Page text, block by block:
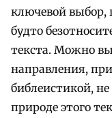
ключевой выбор,
будто
текста. Можно
направления,
библеистикой,
природе этого